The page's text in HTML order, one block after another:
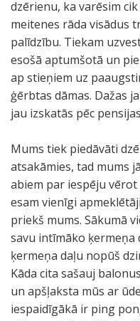
dzērienu, ka varēsim
meitenes rāda visādus
palīdzību. Tiekam
esošā aptumšotā un
ap stieņiem uz
ģērbtas dāmas. Dažas
jau izskatās pēc
Mums tiek piedāvāti
atsakāmies, tad mums
abiem par iespēju
esam vienīgi
priekš mums. Sākumā
savu intīmāko ķermeņa
ķermeņa daļu nopūš
Kāda cita sašauj
un apšļaksta mūs ar
iespaidīgākā ir ping